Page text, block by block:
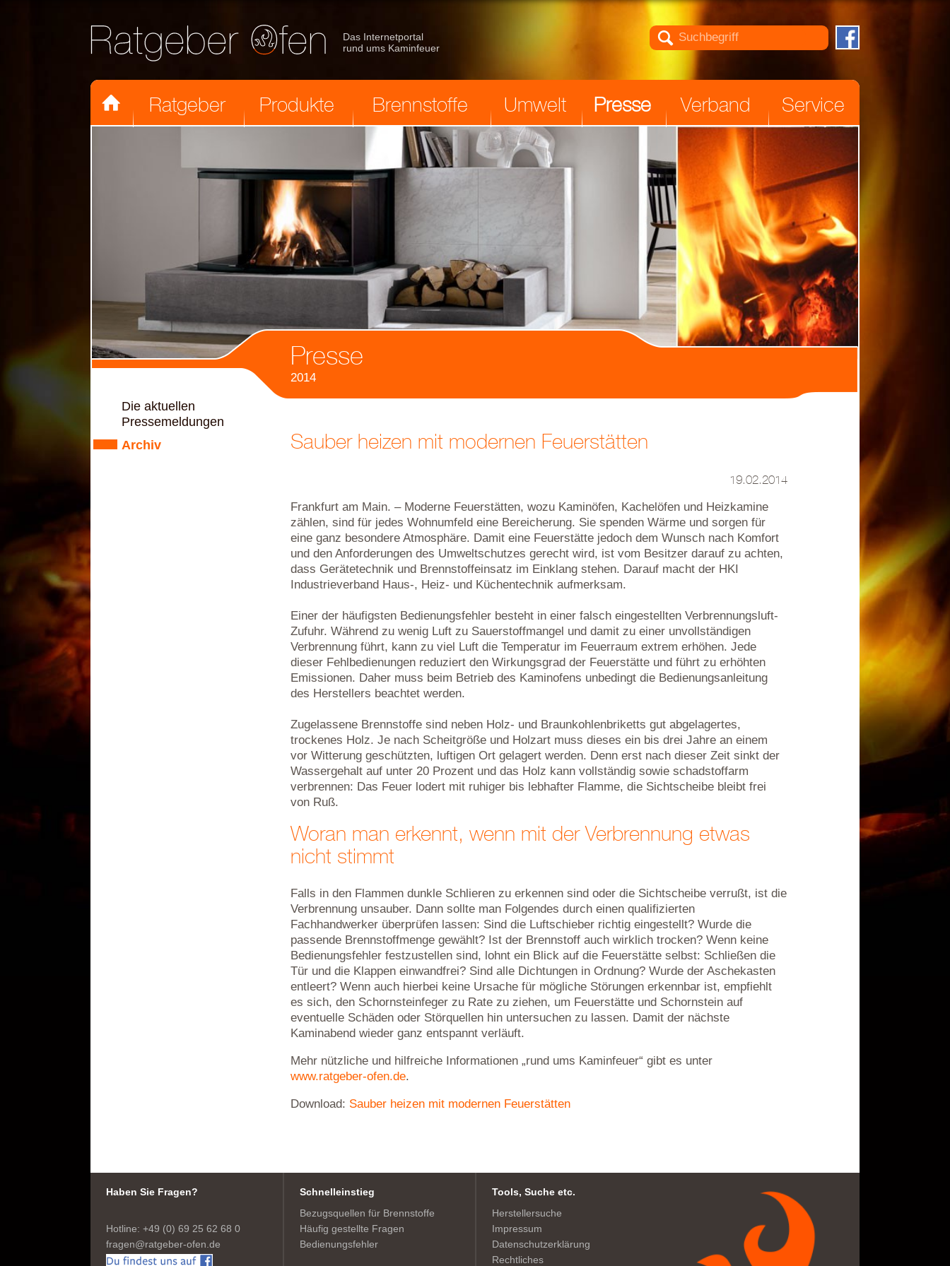
Das Internetportal
rund ums Kaminfeuer

 Ratgeber Produkte Brennstoffe Umwelt Presse Verband Service
Presse
2014
Die aktuellen
Pressemeldungen
Archiv
Sauber heizen mit modernen Feuerstätten
19.02.2014
Frankfurt am Main. – Moderne Feuerstätten, wozu Kaminöfen, Kachelöfen und Heizkamine
zählen, sind für jedes Wohnumfeld eine Bereicherung. Sie spenden Wärme und sorgen für
eine ganz besondere Atmosphäre. Damit eine Feuerstätte jedoch dem Wunsch nach Komfort
und den Anforderungen des Umweltschutzes gerecht wird, ist vom Besitzer darauf zu achten,
dass Gerätetechnik und Brennstoffeinsatz im Einklang stehen. Darauf macht der HKI
Industrieverband Haus-, Heiz- und Küchentechnik aufmerksam.
Einer der häufigsten Bedienungsfehler besteht in einer falsch eingestellten Verbrennungsluft-
Zufuhr. Während zu wenig Luft zu Sauerstoffmangel und damit zu einer unvollständigen
Verbrennung führt, kann zu viel Luft die Temperatur im Feuerraum extrem erhöhen. Jede
dieser Fehlbedienungen reduziert den Wirkungsgrad der Feuerstätte und führt zu erhöhten
Emissionen. Daher muss beim Betrieb des Kaminofens unbedingt die Bedienungsanleitung
des Herstellers beachtet werden.
Zugelassene Brennstoffe sind neben Holz- und Braunkohlenbriketts gut abgelagertes,
trockenes Holz. Je nach Scheitgröße und Holzart muss dieses ein bis drei Jahre an einem
vor Witterung geschützten, luftigen Ort gelagert werden. Denn erst nach dieser Zeit sinkt der
Wassergehalt auf unter 20 Prozent und das Holz kann vollständig sowie schadstoffarm
verbrennen: Das Feuer lodert mit ruhiger bis lebhafter Flamme, die Sichtscheibe bleibt frei
von Ruß.
Woran man erkennt, wenn mit der Verbrennung etwas
nicht stimmt
Falls in den Flammen dunkle Schlieren zu erkennen sind oder die Sichtscheibe verrußt, ist die
Verbrennung unsauber. Dann sollte man Folgendes durch einen qualifizierten
Fachhandwerker überprüfen lassen: Sind die Luftschieber richtig eingestellt? Wurde die
passende Brennstoffmenge gewählt? Ist der Brennstoff auch wirklich trocken? Wenn keine
Bedienungsfehler festzustellen sind, lohnt ein Blick auf die Feuerstätte selbst: Schließen die
Tür und die Klappen einwandfrei? Sind alle Dichtungen in Ordnung? Wurde der Aschekasten
entleert? Wenn auch hierbei keine Ursache für mögliche Störungen erkennbar ist, empfiehlt
es sich, den Schornsteinfeger zu Rate zu ziehen, um Feuerstätte und Schornstein auf
eventuelle Schäden oder Störquellen hin untersuchen zu lassen. Damit der nächste
Kaminabend wieder ganz entspannt verläuft.
Mehr nützliche und hilfreiche Informationen „rund ums Kaminfeuer“ gibt es unter
www.ratgeber-ofen.de.
Download: Sauber heizen mit modernen Feuerstätten
Haben Sie Fragen?
Hotline: +49 (0) 69 25 62 68 0
fragen@ratgeber-ofen.de
Schnelleinstieg
Bezugsquellen für Brennstoffe
Häufig gestellte Fragen
Bedienungsfehler
Tools, Suche etc.
Herstellersuche
Impressum
Datenschutzerklärung
Rechtliches